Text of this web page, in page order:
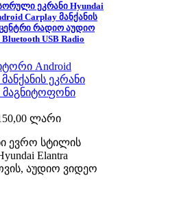
ეკრანი Hyundai
Carplay მანქანის
რადიო აუდიო
USB Radio
ლარი
ევრო სტილის
Elantra
აუდიო ვიდეო